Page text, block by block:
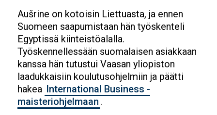
Aušrine on kotoisin Liettuasta, ja ennen
Suomeen saapumistaan hän työskenteli
Egyptissä kiinteistöalalla.
Työskennellessään suomalaisen asiakkaan
kanssa hän tutustui Vaasan yliopiston
laadukkaisiin koulutusohjelmiin ja päätti
hakea International Business -
maisteriohjelmaan .